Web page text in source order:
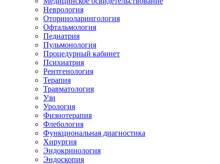
Неврология
Оториноларингология
Офтальмология
Педиатрия
Пульмонология
Процедурный кабинет
Психиатрия
Рентгенология
Терапия
Травматология
Узи
Урология
Физиотерапия
Флебология
Функциональная диагностика
Хирургия
Эндокринология
Эндоскопия